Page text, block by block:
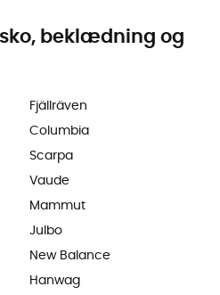
beklædning og
Fjällräven
Columbia
Scarpa
Vaude
Mammut
Julbo
New Balance
Hanwag